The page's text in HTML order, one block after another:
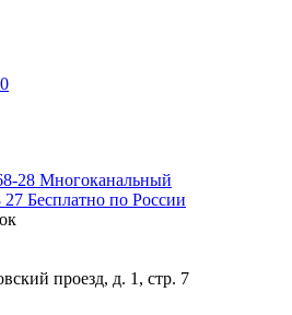
0
28 Многоканальный
27 Бесплатно по России
проезд, д. 1, стр. 7